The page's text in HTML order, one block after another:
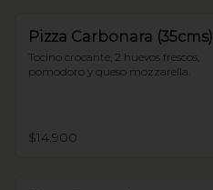
Pizza Carbonara (35cms)
Tocino crocante, 2 huevos frescos,
pomodoro y queso mozzarella.
$14.900